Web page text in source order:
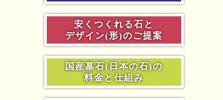
安くつくれる石と
デザイン(形)のご提案
国産墓石(日本の石)の
料金と仕組み